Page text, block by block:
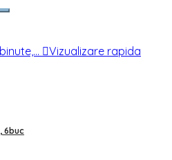
Vizualizare rapida
6buc